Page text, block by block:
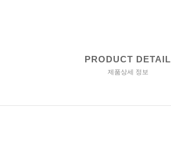
PRODUCT DETAIL
제품상세 정보